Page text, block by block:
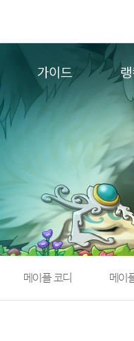
가이드
추가정보
컨텐
메이플 코디 메이